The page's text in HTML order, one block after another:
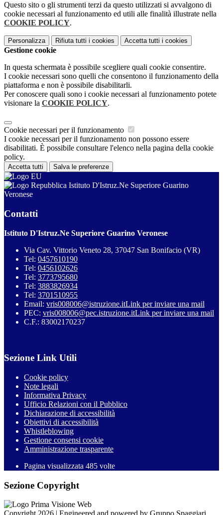
Questo sito o gli strumenti terzi da questo utilizzati si avvalgono di
cookie necessari al funzionamento ed utili alle finalità illustrate nella
COOKIE POLICY.
Personalizza Rifiuta tutti i cookies Accetta tutti i cookies
Gestione cookie
In questa schermata è possibile scegliere quali cookie consentire.
I cookie necessari sono quelli che consentono il funzionamento della
piattaforma e non è possibile disabilitarli.
Per conoscere quali sono i cookie necessari al funzionamento potete
visionare la COOKIE POLICY.
Cookie necessari per il funzionamento
I cookie necessari per il funzionamento non possono essere
disabilitati. È possibile consultare l'elenco nella pagina della cookie
policy.
Accetta tutti Salva le preferenze
Istituto D'Istruz.Ne Superiore Guarino
Veronese
Contatti
Istituto D'Istruz.Ne Superiore Guarino Veronese
Via Cav. Vittorio Veneto 28, 37047 San Bonifacio (VR)
Tel: 0457610190
Tel: 0456102626
Tel: 3773795680
Tel: 3883826934
Tel: 3701510955
Email: vris008006@istruzione.itLink per inviare una mail
PEC: vris008006@pec.istruzione.itLink per inviare una mail
C.F.: 83002170237
Sezione Link Utili
Cookie policy
Note legali
Informativa Privacy
Ufficio Relazioni con il Pubblico
Dichiarazione di accessibilità
Obiettivi di accessibilità
Whistleblowing
Gestione consensi cookie
Amministrazione trasparente
Pagina visualizzata 485 volte
Sezione Copyright